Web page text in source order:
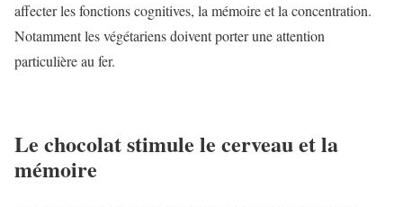
affecter les fonctions cognitives, la mémoire et la concentration.
Notamment les végétariens doivent porter une attention
particulière au fer.
Le chocolat stimule le cerveau et la
mémoire